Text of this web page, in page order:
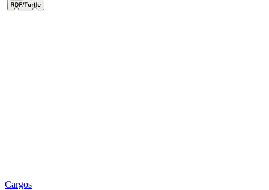
Cargos